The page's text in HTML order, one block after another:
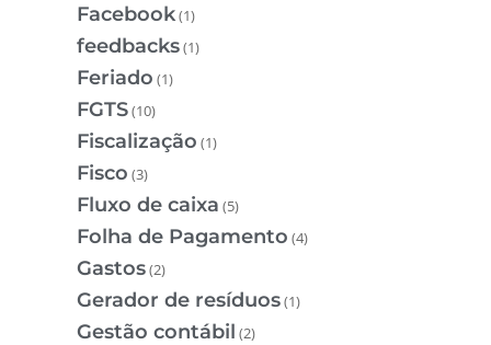
Facebook(1)
feedbacks(1)
Feriado (1)
FGTS(10)
Fiscalização (1)
Fisco (3)
Fluxo de caixa (5)
Folha de Pagamento (4)
Gastos(2)
Gerador de resíduos(1)
Gestão contábil (2)